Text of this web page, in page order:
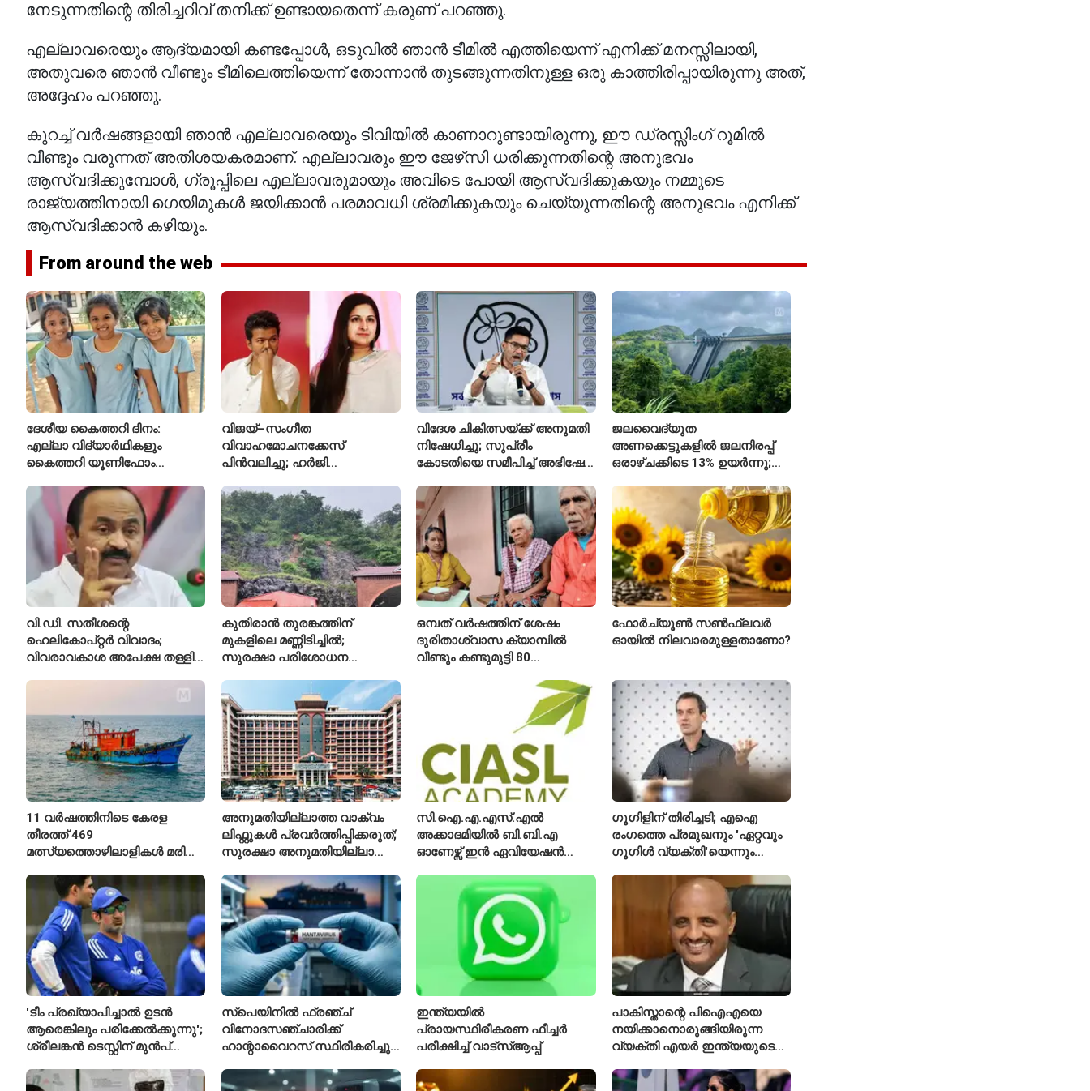
നേടുന്നതിന്റെ തിരിച്ചറിവ് തനിക്ക് ഉണ്ടായതെന്ന് കരുണ് പറഞ്ഞു.
എല്ലാവരെയും ആദ്യമായി കണ്ടപ്പോൾ, ഒടുവിൽ ഞാൻ ടീമിൽ എത്തിയെന്ന് എനിക്ക് മനസ്സിലായി,
അതുവരെ ഞാൻ വീണ്ടും ടീമിലെത്തിയെന്ന് തോന്നാൻ തുടങ്ങുന്നതിനുള്ള ഒരു കാത്തിരിപ്പായിരുന്നു അത്,
അദ്ദേഹം പറഞ്ഞു.
കുറച്ച് വർഷങ്ങളായി ഞാൻ എല്ലാവരെയും ടിവിയിൽ കാണാറുണ്ടായിരുന്നു, ഈ ഡ്രസ്സിംഗ് റൂമിൽ
വീണ്ടും വരുന്നത് അതിശയകരമാണ്. എല്ലാവരും ഈ ജേഴ്‌സി ധരിക്കുന്നതിന്റെ അനുഭവം
ആസ്വദിക്കുമ്പോൾ, ഗ്രൂപ്പിലെ എല്ലാവരുമായും അവിടെ പോയി ആസ്വദിക്കുകയും നമ്മുടെ
രാജ്യത്തിനായി ഗെയിമുകൾ ജയിക്കാൻ പരമാവധി ശ്രമിക്കുകയും ചെയ്യുന്നതിന്റെ അനുഭവം എനിക്ക്
ആസ്വദിക്കാൻ കഴിയും.
From around the web
ദേശീയ കൈത്തറി ദിനം:
എല്ലാ വിദ്യാർഥികളും
കൈത്തറി യൂണിഫോം
സ്കൂൾ വേറിട്ട മാതൃക
വിജയ്–സംഗീത
വിവാഹമോചനക്കേസ്
പിൻവലിച്ചു; ഹർജി
അവസാനിപ്പിച്ച് കോടതി
വിദേശ ചികിത്സയ്ക്ക് അനുമതി
നിഷേധിച്ചു; സുപ്രീം
കോടതിയെ സമീപിച്ച് അഭിഷേക്
ജലവൈദ്യുത
അണക്കെട്ടുകളിൽ ജലനിരപ്പ്
ഒരാഴ്ചക്കിടെ 13% ഉയർന്നു;
ഇപ്പോഴും കുറവ്
വി.ഡി. സതീശന്റെ
ഹെലികോപ്റ്റർ വിവാദം;
വിവരാവകാശ അപേക്ഷ തള്ളി
കുതിരാൻ തുരങ്കത്തിന്
മുകളിലെ മണ്ണിടിച്ചിൽ;
സുരക്ഷാ പരിശോധന
ഒമ്പത് വർഷത്തിന് ശേഷം
ദുരിതാശ്വാസ ക്യാമ്പിൽ
വീണ്ടും കണ്ടുമുട്ടി 80
ഫോർച്യൂൺ സൺഫ്ലവർ
ഓയിൽ നിലവാരമുള്ളതാണോ?
11 വർഷത്തിനിടെ കേരള
തീരത്ത് 469
മത്സ്യത്തൊഴിലാളികൾ മരിച്ചു;
47,773 പേരെ രക്ഷപ്പെടുത്തി
അനുമതിയില്ലാത്ത വാക്വം
ലിഫ്റ്റുകൾ പ്രവർത്തിപ്പിക്കരുത്;
സുരക്ഷാ അനുമതിയില്ലാത്ത
ഹൈക്കോടതിയുടെ വിലക്ക്
സി.ഐ.എ.എസ്.എൽ
അക്കാദമിയിൽ ബി.ബി.എ
ഓണേഴ്സ് ഇൻ ഏവിയേഷൻ
ഈമാസം 12 വരെ
ഗൂഗിളിന് തിരിച്ചടി; എഐ
രംഗത്തെ പ്രമുഖനും 'ഏറ്റവും
ഗൂഗിൾ വ്യക്തി'യെന്നും
'ടീം പ്രഖ്യാപിച്ചാൽ ഉടൻ
ആരെങ്കിലും പരിക്കേൽക്കുന്നു';
ശ്രീലങ്കൻ ടെസ്റ്റിന് മുൻപ്
മുൻതാരം
സ്പെയിനിൽ ഫ്രഞ്ച്
വിനോദസഞ്ചാരിക്ക്
ഹാന്റാവൈറസ് സ്ഥിരീകരിച്ചു;
പ്രവേശിപ്പിച്ചു
ഇന്ത്യയിൽ
പ്രായസ്ഥിരീകരണ ഫീച്ചർ
പരീക്ഷിച്ച് വാട്‌സ്ആപ്പ്
പാകിസ്താന്റെ പിഐഎയെ
നയിക്കാനൊരുങ്ങിയിരുന്ന
വ്യക്തി എയർ ഇന്ത്യയുടെ